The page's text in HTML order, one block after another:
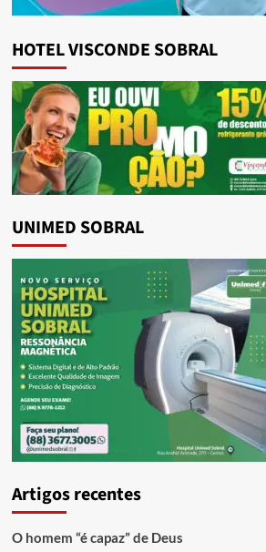
HOTEL VISCONDE SOBRAL
UNIMED SOBRAL
Artigos recentes
O homem “é capaz” de Deus